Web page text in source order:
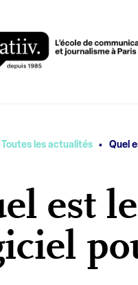
Toutes les actualités · Quel
est